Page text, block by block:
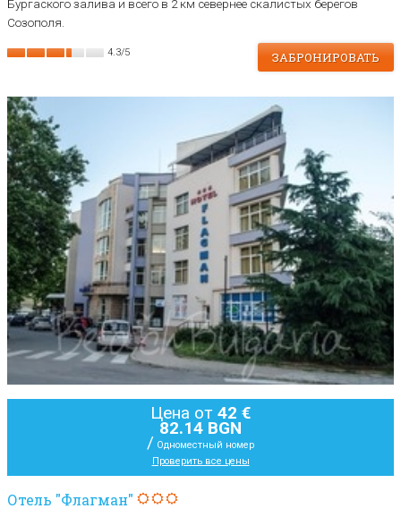
Бургаского залива и всего в 2 км севернее скалистых берегов
Созополя.
ЗАБРОНИРОВАТЬ
4.3/5
Цена от 42 €
82.14 BGN
/ Одноместный номер
Проверить все цены
Отель "Флагман"